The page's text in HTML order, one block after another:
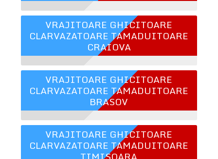
VRAJITOARE GHICITOARE
CLARVAZATOARE TAMADUITOARE
CRAIOVA
VRAJITOARE GHICITOARE
CLARVAZATOARE TAMADUITOARE
BRASOV
VRAJITOARE GHICITOARE
CLARVAZATOARE TAMADUITOARE